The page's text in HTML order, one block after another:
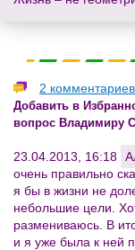
2 комментариев
Добавить в
вопрос Владимиру
23.04.2013, 16:18
очень правильно
я бы в жизни не
небольшие цели.
размениваюсь. В
и я уже была к ней